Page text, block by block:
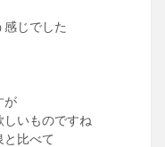
感じでした
が
いものですね
と比べて